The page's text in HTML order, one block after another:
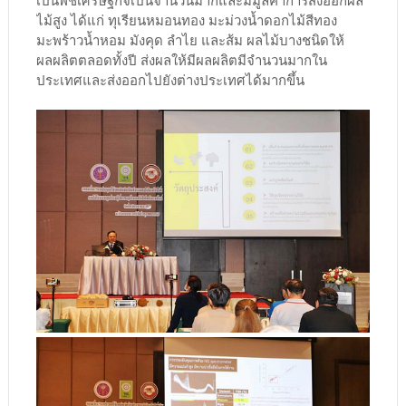
ไม้สูง ได้แก่ ทุเรียนหมอนทอง มะม่วงน้ำดอกไม้สีทอง
มะพร้าวน้ำหอม มังคุด ลำไย และส้ม ผลไม้บางชนิดให้
ผลผลิตตลอดทั้งปี ส่งผลให้มีผลผลิตมีจำนวนมากใน
ประเทศและส่งออกไปยังต่างประเทศได้มากขึ้น